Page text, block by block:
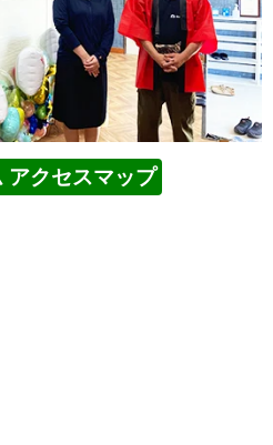
アクセスマップ